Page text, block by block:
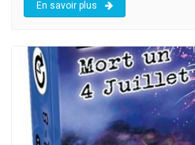
En savoir plus